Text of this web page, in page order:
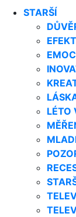
STARŠÍ
LÉTO